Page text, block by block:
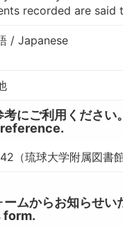
recorded are said
/ Japanese
考にご利用くださ
（琉球大学附属図書
ームからお知らせ
form.